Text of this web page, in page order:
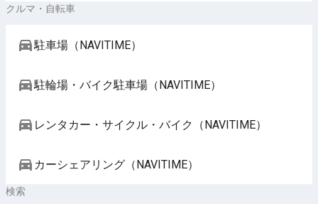
クルマ・自転車
駐車場（NAVITIME）
駐輪場・バイク駐車場（NAVITIME）
レンタカー・サイクル・バイク（NAVITIME）
カーシェアリング（NAVITIME）
検索